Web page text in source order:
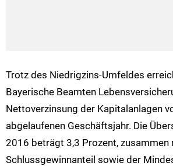
Trotz des Niedrigzins-Umfeldes
Bayerische Beamten
Nettoverzinsung der Kapitalanlagen
abgelaufenen Geschäftsjahr. Die
2016 beträgt 3,3 Prozent, zusammen
Schlussgewinnanteil sowie der